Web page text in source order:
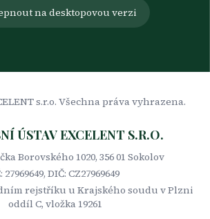
na desktopovou verzi
s.r.o. Všechna práva vyhrazena.
ÚSTAV EXCELENT S.R.O.
Borovského 1020, 356 01 Sokolov
27969649, DIČ: CZ27969649
rejstříku u Krajského soudu v Plzni
oddíl C, vložka 19261